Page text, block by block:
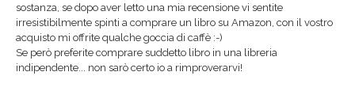
sostanza, se dopo aver letto una mia recensione vi sentite
irresistibilmente spinti a comprare un libro su Amazon, con il vostro
acquisto mi offrite qualche goccia di caffè :-)
Se però preferite comprare suddetto libro in una libreria
indipendente... non sarò certo io a rimproverarvi!